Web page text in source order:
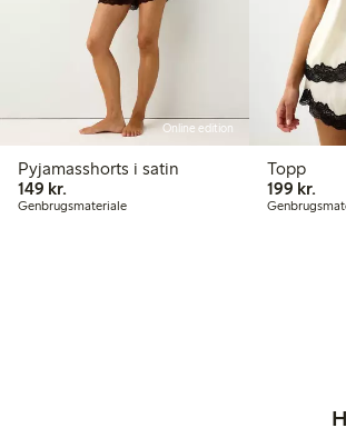
Online edition
Pyjamasshorts i satin
149 kr.
Genbrugsmateriale
Topp
199 kr.